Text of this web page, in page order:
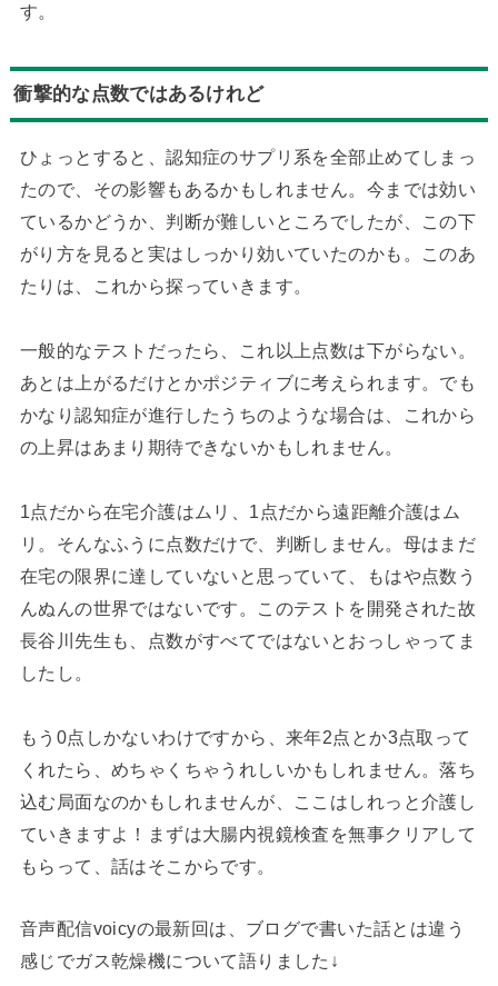
す。
衝撃的な点数ではあるけれど
ひょっとすると、認知症のサプリ系を全部止めてしまっ
たので、その影響もあるかもしれません。今までは効い
ているかどうか、判断が難しいところでしたが、この下
がり方を見ると実はしっかり効いていたのかも。このあ
たりは、これから探っていきます。
一般的なテストだったら、これ以上点数は下がらない。
あとは上がるだけとかポジティブに考えられます。でも
かなり認知症が進行したうちのような場合は、これから
の上昇はあまり期待できないかもしれません。
1点だから在宅介護はムリ、1点だから遠距離介護はム
リ。そんなふうに点数だけで、判断しません。母はまだ
在宅の限界に達していないと思っていて、もはや点数う
んぬんの世界ではないです。このテストを開発された故
長谷川先生も、点数がすべてではないとおっしゃってま
したし。
もう0点しかないわけですから、来年2点とか3点取って
くれたら、めちゃくちゃうれしいかもしれません。落ち
込む局面なのかもしれませんが、ここはしれっと介護し
ていきますよ！まずは大腸内視鏡検査を無事クリアして
もらって、話はそこからです。
音声配信voicyの最新回は、ブログで書いた話とは違う
感じでガス乾燥機について語りました↓